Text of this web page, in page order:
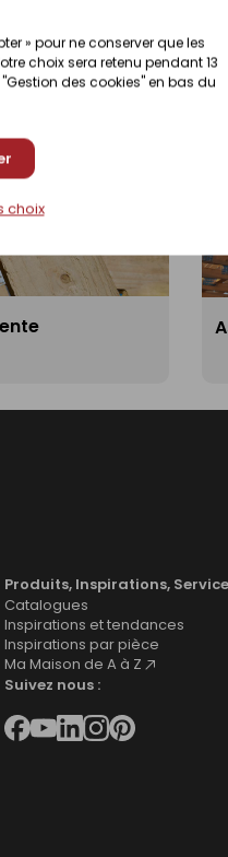
» pour ne conserver que les
choix sera retenu pendant 13
des cookies" en bas du
choix
Produits, Inspirations,
Catalogues
Inspirations et tendances
Inspirations par pièce
Ma Maison de A à Z
Suivez nous :